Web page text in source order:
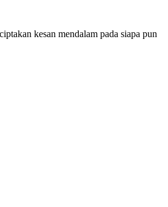
kesan mendalam pada siapa pun